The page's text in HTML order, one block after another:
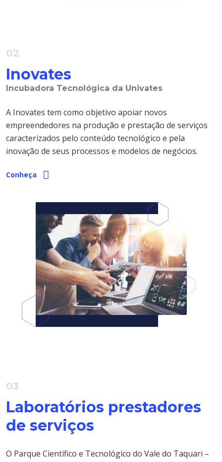
02
Inovates
Incubadora Tecnológica da Univates
A Inovates tem como objetivo apoiar novos
empreendedores na produção e prestação de serviços
caracterizados pelo conteúdo tecnológico e pela
inovação de seus processos e modelos de negócios.
Conheça
03
Laboratórios prestadores
de serviços
O Parque Científico e Tecnológico do Vale do Taquari –